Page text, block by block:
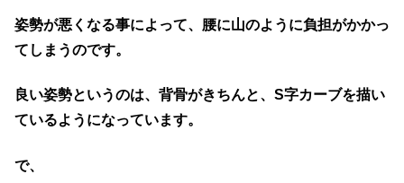
姿勢が悪くなる事によって、腰に山のように負担がかかっ
てしまうのです。
良い姿勢というのは、背骨がきちんと、S字カーブを描い
ているようになっています。
で、